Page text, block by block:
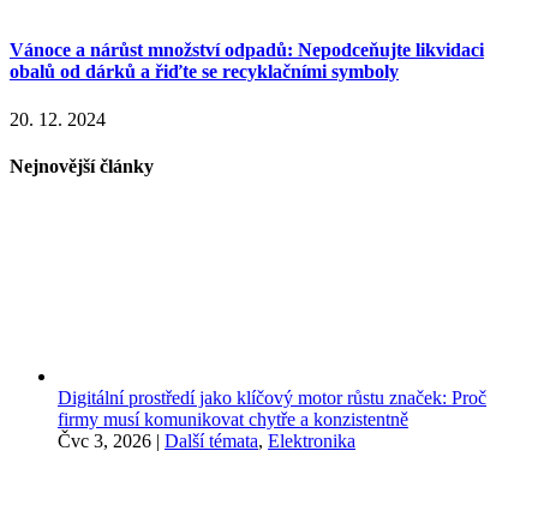
Vánoce a nárůst množství odpadů: Nepodceňujte likvidaci
obalů od dárků a řiďte se recyklačními symboly
20. 12. 2024
Nejnovější články
Digitální prostředí jako klíčový motor růstu značek: Proč
firmy musí komunikovat chytře a konzistentně
Čvc 3, 2026 | Další témata, Elektronika